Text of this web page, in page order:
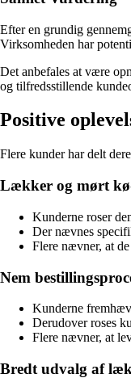
Efter en grundig
Virksomheden har
Det anbefales at være
og tilfredsstillende
Positive
Flere kunder har delt
Lækker og mørt
Kunderne roser
Der nævnes
Flere nævner, at
Nem
Kunderne
Derudover roses
Flere nævner, at
Bredt udvalg af